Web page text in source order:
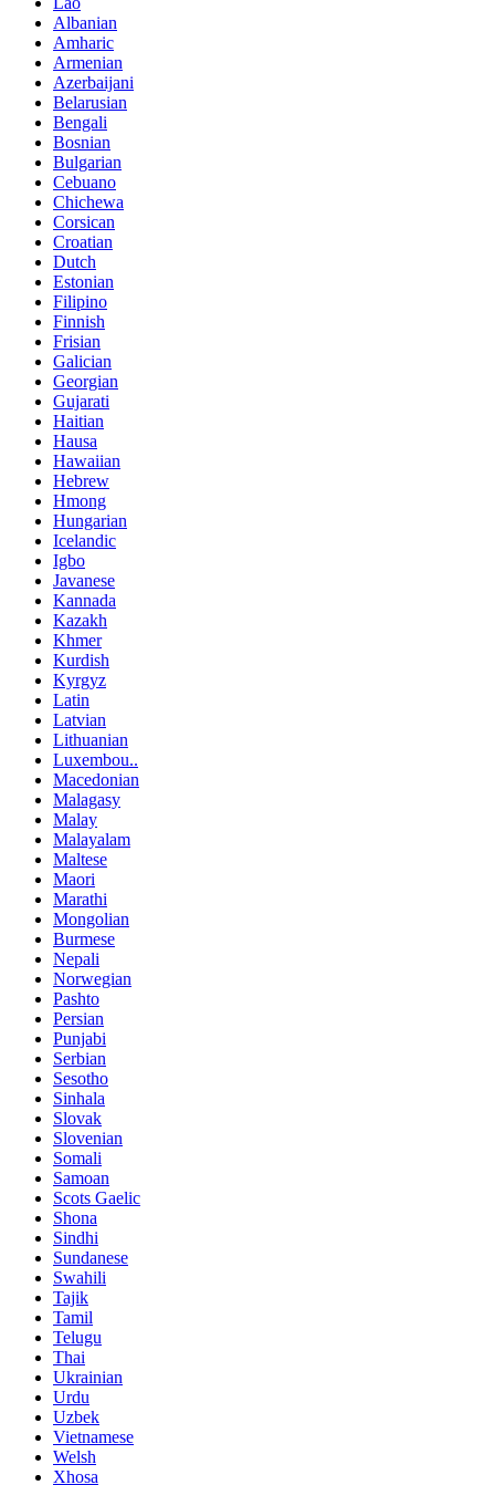
Albanian
Amharic
Armenian
Azerbaijani
Belarusian
Bengali
Bosnian
Bulgarian
Cebuano
Chichewa
Corsican
Croatian
Dutch
Estonian
Filipino
Finnish
Frisian
Galician
Georgian
Gujarati
Haitian
Hausa
Hawaiian
Hebrew
Hmong
Hungarian
Icelandic
Igbo
Javanese
Kannada
Kazakh
Khmer
Kurdish
Kyrgyz
Latin
Latvian
Lithuanian
Luxembou..
Macedonian
Malagasy
Malay
Malayalam
Maltese
Maori
Marathi
Mongolian
Burmese
Nepali
Norwegian
Pashto
Persian
Punjabi
Serbian
Sesotho
Sinhala
Slovak
Slovenian
Somali
Samoan
Scots Gaelic
Shona
Sindhi
Sundanese
Swahili
Tajik
Tamil
Telugu
Thai
Ukrainian
Urdu
Uzbek
Vietnamese
Welsh
Xhosa